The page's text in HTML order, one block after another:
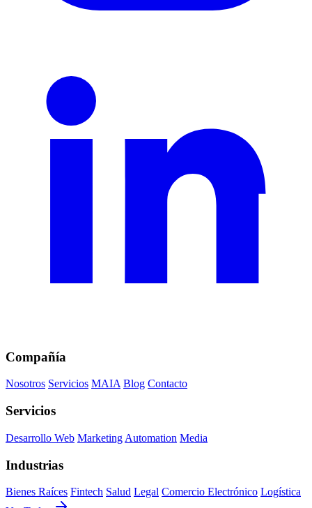
Compañía
Nosotros Servicios MAIA Blog Contacto
Servicios
Desarrollo Web Marketing Automation Media
Industrias
Bienes Raíces Fintech Salud Legal Comercio Electrónico Logística